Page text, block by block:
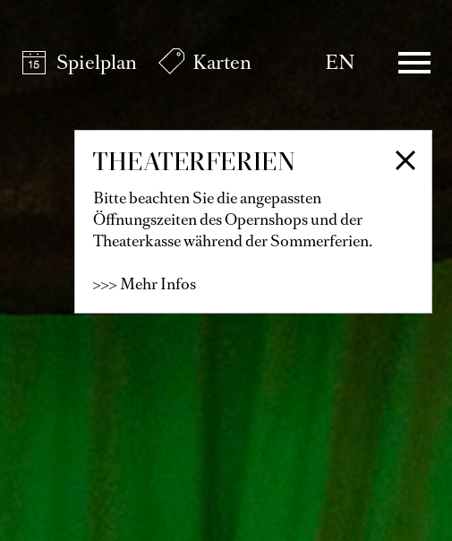
Spielplan
Karten EN
THEATERFERIEN
Bitte beachten Sie die angepassten
Öffnungszeiten des Opernshops und der
Theaterkasse während der Sommerferien.
>>> Mehr Infos